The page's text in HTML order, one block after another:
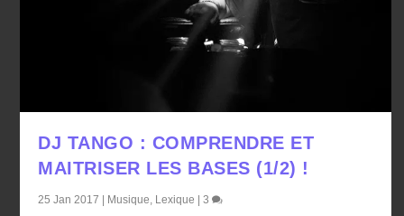
DJ TANGO : COMPRENDRE ET
MAITRISER LES BASES (1/2) !
25 Jan 2017 | Musique, Lexique |3